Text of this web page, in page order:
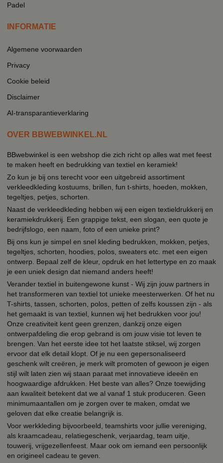
Padel
INFORMATIE
Algemene voorwaarden
Privacy
Cookie beleid
Disclaimer
AI-transparantieverklaring
OVER BBWEBWINKEL.NL
BBwebwinkel is een webshop die zich richt op alles wat met feest
te maken heeft en bedrukking van textiel en keramiek!
Zo kun je bij ons terecht voor een uitgebreid assortiment
verkleedkleding kostuums, brillen, fun t-shirts, hoeden, mokken,
tegeltjes, petjes, schorten.
Naast de verkleedkleding hebben wij een eigen textieldrukkerij en
keramiekdrukkerij. Een grappige tekst, een slogan, een quote je
bedrijfslogo, een naam, foto of een unieke print?
Bij ons kun je simpel en snel kleding bedrukken, mokken, petjes,
tegeltjes, schorten, hoodies, polos, sweaters etc. met een eigen
ontwerp. Bepaal zelf de kleur, opdruk en het lettertype en zo maak
je een uniek design dat niemand anders heeft!
Verander textiel in buitengewone kunst - Wij zijn jouw partners in
het transformeren van textiel tot unieke meesterwerken. Of het nu
T-shirts, tassen, schorten, polos, petten of zelfs koussen zijn - als
het gemaakt is van textiel, kunnen wij het bedrukken voor jou!
Onze creativiteit kent geen grenzen, dankzij onze eigen
ontwerpafdeling die erop gebrand is om jouw visie tot leven te
brengen. Van het eerste idee tot het laatste stiksel, wij zorgen
ervoor dat elk detail klopt. Of je nu een gepersonaliseerd
geschenk wilt creëren, je merk wilt promoten of gewoon je eigen
stijl wilt laten zien wij staan paraat met innovatieve ideeën en
hoogwaardige afdrukken. Het beste van alles? Onze toewijding
aan kwaliteit betekent dat we al vanaf 1 stuk produceren. Geen
minimumaantallen om je zorgen over te maken, omdat we
geloven dat elke creatie belangrijk is.
Voor werkkleding bijvoorbeeld, teamshirts voor jullie vereniging,
als kraamcadeau, relatiegeschenk, verjaardag, team uitje,
touwerij, vrijgezellenfeest. Maar ook om iemand een persoonlijk
en origineel cadeau te geven.